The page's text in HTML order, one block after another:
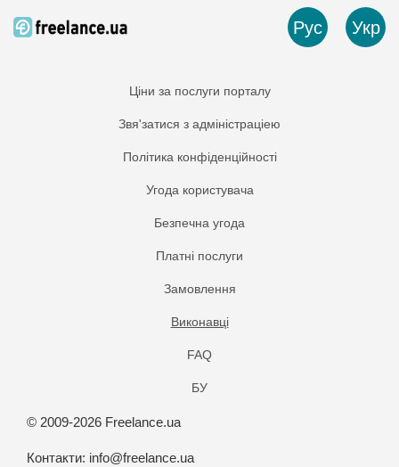
Рус Укр
Ціни за послуги порталу
Звя'затися з адміністраціею
Політика конфіденційності
Угода користувача
Безпечна угода
Платнi послуги
Замовлення
Виконавці
FAQ
БУ
© 2009-2026 Freelance.ua
Контакти: info@freelance.ua